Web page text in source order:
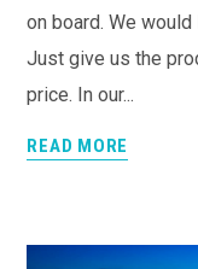
on board. We
Just give us the
price. In our...
READ MORE